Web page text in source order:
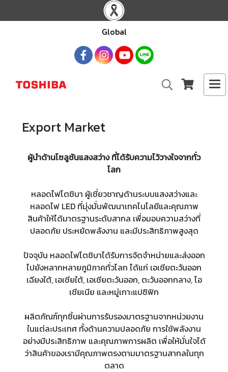
Global
Export Market
ผู้นำด้านโซลูชันแสงสว่าง ที่ได้รับความไว้วางใจจากทั่ว
โลก
หลอดไฟโตชิบา ผู้เชี่ยวชาญด้านระบบแสงสว่างและ
หลอดไฟ LED ที่มุ่งมั่นพัฒนาเทคโนโลยีและคุณภาพ
สินค้าให้ได้มาตรฐานระดับสากล เพื่อมอบความสว่างที่
ปลอดภัย ประหยัดพลังงาน และมีประสิทธิภาพสูงสุด
ปัจจุบัน หลอดไฟโตชิบาได้รับการจัดจำหน่ายและส่งออก
ไปยังหลากหลายภูมิภาคทั่วโลก ได้แก่ เอเชียตะวันออก
เฉียงใต้, เอเชียใต้, เอเชียตะวันออก, ตะวันออกกลาง, โอ
เชียเนีย และหมู่เกาะแปซิฟิก
ผลิตภัณฑ์ทุกชิ้นผ่านการรับรองมาตรฐานจากหน่วยงาน
ในแต่ละประเทศ ทั้งด้านความปลอดภัย การใช้พลังงาน
อย่างมีประสิทธิภาพ และคุณภาพการผลิต เพื่อให้มั่นใจได้
ว่าสินค้าของเรามีคุณภาพตรงตามมาตรฐานสากลในทุก
ตลาด